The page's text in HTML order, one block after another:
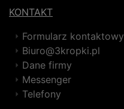
KONTAKT
Formularz kontaktowy
Biuro@3kropki.pl
Dane firmy
Messenger
Telefony